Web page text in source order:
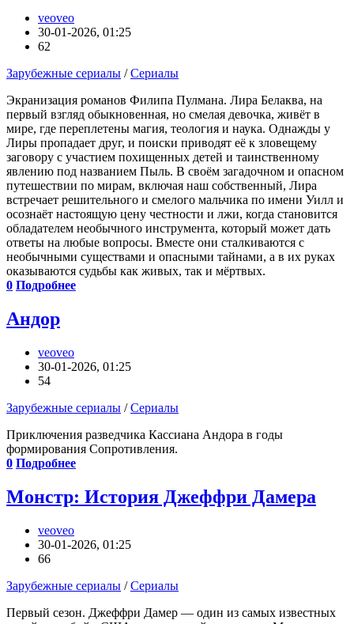
veoveo
30-01-2026, 01:25
62
Зарубежные сериалы /Сериалы
Экранизация романов Филипа Пулмана. Лира Белаква, на
первый взгляд обыкновенная, но смелая девочка, живёт в
мире, где переплетены магия, теология и наука. Однажды у
Лиры пропадает друг, и поиски приводят её к зловещему
заговору с участием похищенных детей и таинственному
явлению под названием Пыль. В своём загадочном и опасном
путешествии по мирам, включая наш собственный, Лира
встречает решительного и смелого мальчика по имени Уилл и
осознаёт настоящую цену честности и лжи, когда становится
обладателем необычного инструмента, который может дать
ответы на любые вопросы. Вместе они сталкиваются с
необычными существами и опасными тайнами, а в их руках
оказываются судьбы как живых, так и мёртвых.
0 Подробнее
Андор
veoveo
30-01-2026, 01:25
54
Зарубежные сериалы /Сериалы
Приключения разведчика Кассиана Андора в годы
формирования Сопротивления.
0 Подробнее
Монстр: История Джеффри Дамера
veoveo
30-01-2026, 01:25
66
Зарубежные сериалы /Сериалы
Первый сезон. Джеффри Дамер — один из самых известных